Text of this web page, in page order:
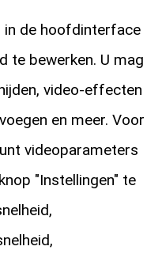
in de hoofdinterface
te bewerken. U mag
video-effecten
en meer. Voor
videoparameters
"Instellingen" te